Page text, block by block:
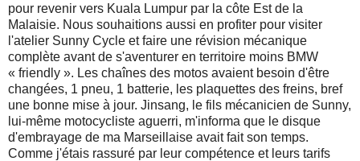
pour revenir vers Kuala Lumpur par la côte Est de la
Malaisie. Nous souhaitions aussi en profiter pour visiter
l'atelier Sunny Cycle et faire une révision mécanique
complète avant de s'aventurer en territoire moins BMW
« friendly ». Les chaînes des motos avaient besoin d'être
changées, 1 pneu, 1 batterie, les plaquettes des freins, bref
une bonne mise à jour. Jinsang, le fils mécanicien de Sunny,
lui-même motocycliste aguerri, m'informa que le disque
d'embrayage de ma Marseillaise avait fait son temps.
Comme j'étais rassuré par leur compétence et leurs tarifs